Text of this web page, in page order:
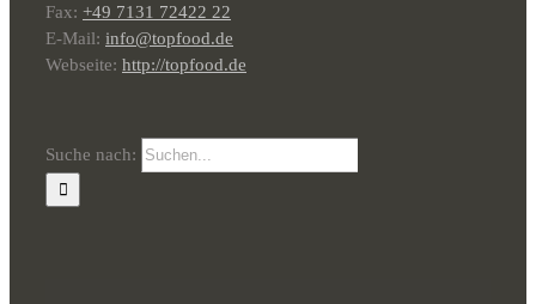
Fax: +49 7131 72422 22
E-Mail: info@topfood.de
Webseite: http://topfood.de
Suche nach: